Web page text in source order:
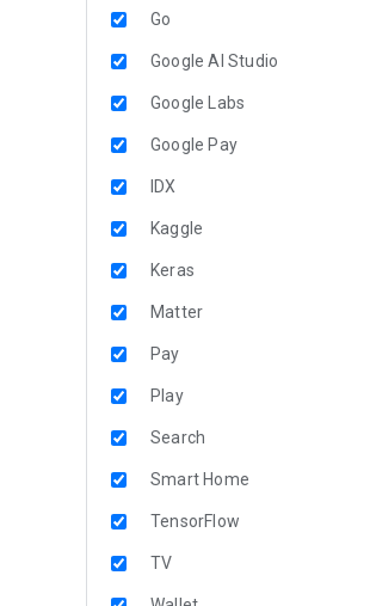
Go
Google AI Studio
Google Labs
Google Pay
IDX
Kaggle
Keras
Matter
Pay
Play
Search
Smart Home
TensorFlow
TV